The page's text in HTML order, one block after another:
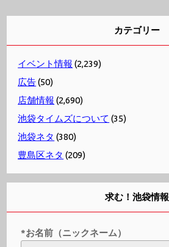
カテゴリー
イベント情報 (2,239)
広告(50)
店舗情報 (2,690)
池袋タイムズについて (35)
池袋ネタ (380)
豊島区ネタ (209)
求む！池袋情報
*お名前（ニックネーム）